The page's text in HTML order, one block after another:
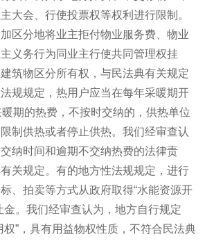
大会、行使投票权等权利进行限制。
区分地将业主拒付物业服务费、物业
义务行为同业主行使共同管理权挂
筑物区分所有权，与民法典有关规定
规规定，热用户应当在每年采暖期开
期的热费，不按时交纳的，供热单位
制供热或者停止供热。我们经审查认
纳时间和逾期不交纳热费的法律责
关规定。有的地方性法规规定，进行
、拍卖等方式从政府取得“水能资源开
金。我们经审查认为，地方自行规定
权”，具有用益物权性质，不符合民法典